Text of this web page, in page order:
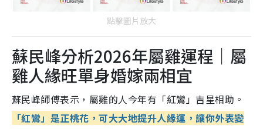
點擊圖片放大
蘇民峰分析2026年屬雞運程｜屬
雞人緣旺單身婚嫁兩相宜
蘇民峰師傅表示，屬雞的人今年有「紅鸞」吉星相助。
「紅鸞」是正桃花，可大大地提升人緣運，讓你外表變